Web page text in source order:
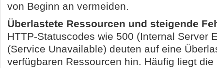
von Beginn an vermeiden.
Überlastete Ressourcen und steigende
HTTP-Statuscodes wie 500 (Internal Server
(Service Unavailable) deuten auf eine
verfügbaren Ressourcen hin. Häufig liegt